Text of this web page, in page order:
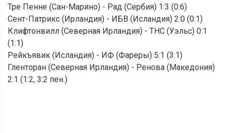
Тре Пенне (Сан-Марино) - Рад (Сербия) 1:3 (0:6)
Сент-Патрикс (Ирландия) - ИБВ (Исландия) 2:0 (0:1)
Клифтонвилл (Северная Ирландия) - ТНС (Уэльс) 0:1
(1:1)
Рейкъявик (Исландия) - ИФ (Фареры) 5:1 (3:1)
Гленторан (Северная Ирландия) - Ренова (Македония)
2:1 (1:2, 3:2 пен.)